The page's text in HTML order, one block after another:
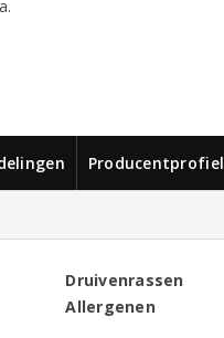
Producentprofiel
Druivenrassen
Allergenen